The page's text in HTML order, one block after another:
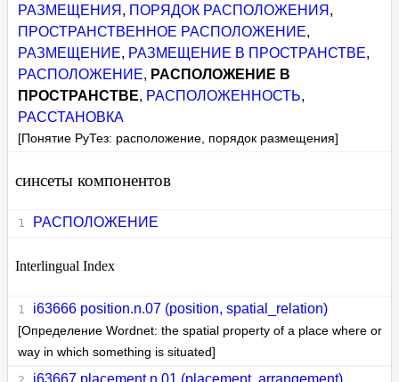
РАЗМЕЩЕНИЯ , ПОРЯДОК РАСПОЛОЖЕНИЯ ,
ПРОСТРАНСТВЕННОЕ РАСПОЛОЖЕНИЕ,
РАЗМЕЩЕНИЕ, РАЗМЕЩЕНИЕ В ПРОСТРАНСТВЕ,
РАСПОЛОЖЕНИЕ, РАСПОЛОЖЕНИЕ В
ПРОСТРАНСТВЕ, РАСПОЛОЖЕННОСТЬ,
РАССТАНОВКА
[Понятие РуТез: расположение, порядок размещения]
синсеты компонентов
РАСПОЛОЖЕНИЕ
Interlingual Index
i63666 position.n.07 (position, spatial_relation)
[Определение Wordnet: the spatial property of a place where or
way in which something is situated]
i63667 placement.n.01 (placement, arrangement)